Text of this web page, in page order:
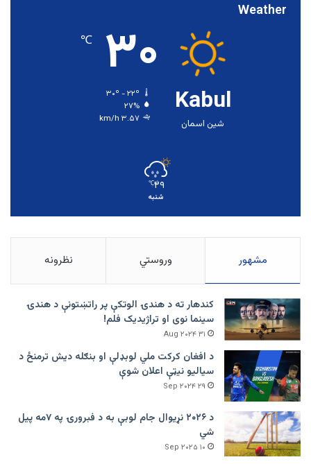
Weather
Kabul
شین اسمان
۳۰ ℃
۲۷%
۳.۵۷ km/h
۲۹℃
شنبه
مشهور وروستي نظرونه
کندهار ته د هندۍ الوتکې پر راتښتونې د هندۍ
سینما نوی او تراژيديک فلم!
۳۱ Aug ۲۰۲۴
د افغان کرکت ملي لوبډلې او بنګله دیش ترمنځ د
سیالیو نیټې اعلان شوې
۲۹ Sep ۲۰۲۴
د ۲۰۲۶ نړیوال جام لوبې به د فبرورۍ په ۷مه پیل
شي
۱۰ Sep ۲۰۲۵